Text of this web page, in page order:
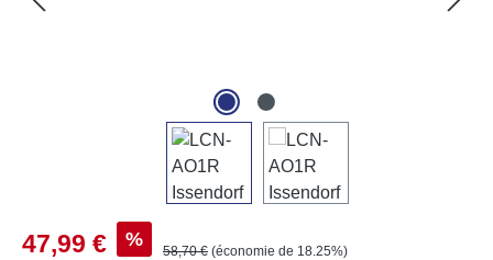
Prix de vente :
47,99 € % Prix régulier :
58,70 € (économie de 18.25%)